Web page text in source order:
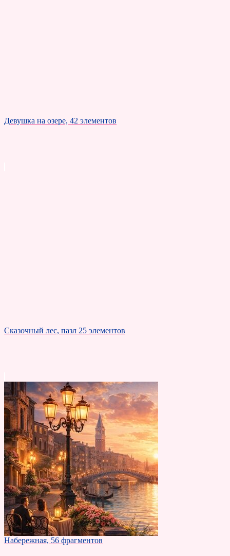
Девушка на озере, 42 элементов
Сказочный лес, пазл 25 элементов
Набережная, 56 фрагментов